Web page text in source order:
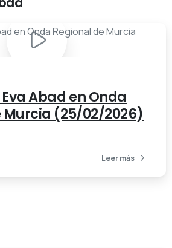
Abad en Onda
Murcia (25/02/2026)
Leer más